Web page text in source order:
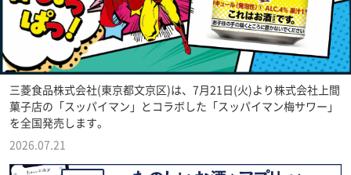
三菱食品株式会社(東京都文京区)は、7月21日(火)より株式会社上間
菓子店の「スッパイマン」とコラボした「スッパイマン梅サワー」
を全国発売します。
2026.07.21